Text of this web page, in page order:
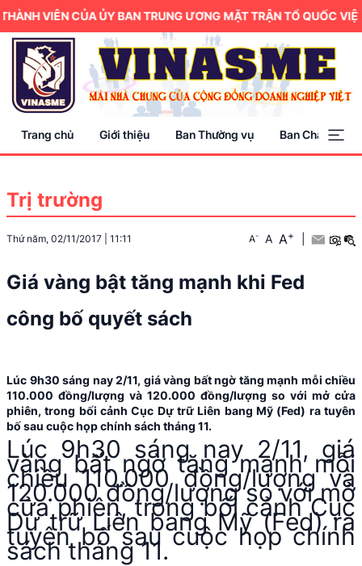
VIÊN CỦA ỦY BAN TRUNG ƯƠNG MẶT TRẬN TỔ QUỐC VIỆT
Trang chủ Giới thiệu Ban Thường vụ Ban Chấp hành
Trị trường
Thứ năm, 02/11/2017 11:11 A- A A+
Giá vàng bật tăng mạnh khi Fed
công bố quyết sách
Lúc 9h30 sáng nay 2/11, giá vàng bất ngờ tăng mạnh mỗi chiều
110.000 đồng/lượng và 120.000 đồng/lượng so với mở cửa
phiên, trong bối cảnh Cục Dự trữ Liên bang Mỹ (Fed) ra tuyên
bố sau cuộc họp chính sách tháng 11.
Lúc 9h30 sáng nay 2/11, giá
vàng bất ngờ tăng mạnh mỗi
chiều 110.000 đồng/lượng và
120.000 đồng/lượng so với mở
cửa phiên, trong bối cảnh Cục
Dự trữ Liên bang Mỹ (Fed) ra
tuyên bố sau cuộc họp chính
sách tháng 11.